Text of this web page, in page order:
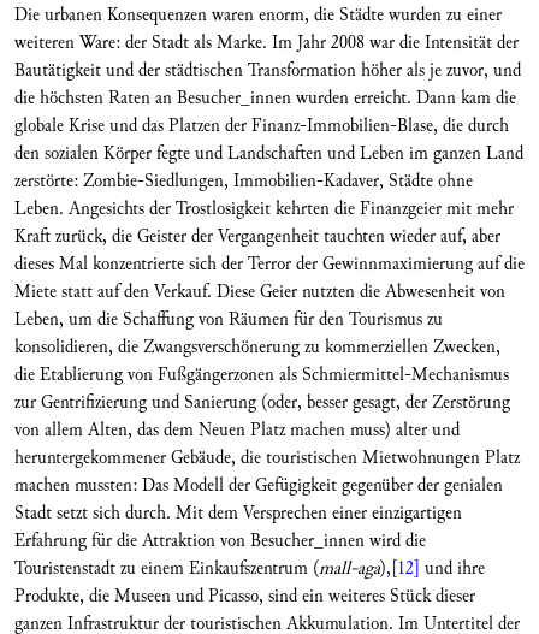
Die urbanen Konsequenzen waren enorm, die Städte wurden zu einer
weiteren Ware: der Stadt als Marke. Im Jahr 2008 war die Intensität der
Bautätigkeit und der städtischen Transformation höher als je zuvor, und
die höchsten Raten an Besucher_innen wurden erreicht. Dann kam die
globale Krise und das Platzen der Finanz-Immobilien-Blase, die durch
den sozialen Körper fegte und Landschaften und Leben im ganzen Land
zerstörte: Zombie-Siedlungen, Immobilien-Kadaver, Städte ohne
Leben. Angesichts der Trostlosigkeit kehrten die Finanzgeier mit mehr
Kraft zurück, die Geister der Vergangenheit tauchten wieder auf, aber
dieses Mal konzentrierte sich der Terror der Gewinnmaximierung auf die
Miete statt auf den Verkauf. Diese Geier nutzten die Abwesenheit von
Leben, um die Schaffung von Räumen für den Tourismus zu
konsolidieren, die Zwangsverschönerung zu kommerziellen Zwecken,
die Etablierung von Fußgängerzonen als Schmiermittel-Mechanismus
zur Gentrifizierung und Sanierung (oder, besser gesagt, der Zerstörung
von allem Alten, das dem Neuen Platz machen muss) alter und
heruntergekommener Gebäude, die touristischen Mietwohnungen Platz
machen mussten: Das Modell der Gefügigkeit gegenüber der genialen
Stadt setzt sich durch. Mit dem Versprechen einer einzigartigen
Erfahrung für die Attraktion von Besucher_innen wird die
Touristenstadt zu einem Einkaufszentrum (mall-aga),[12] und ihre
Produkte, die Museen und Picasso, sind ein weiteres Stück dieser
ganzen Infrastruktur der touristischen Akkumulation. Im Untertitel der